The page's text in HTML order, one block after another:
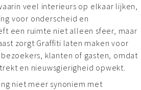
veel interieurs op elkaar lijken,
voor onderscheid en
een ruimte niet alleen sfeer, maar
zorgt Graffiti laten maken voor
klanten of gasten, omdat
en nieuwsgierigheid opwekt.
niet meer synoniem met